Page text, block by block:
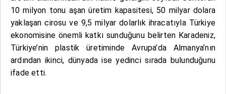
10 milyon tonu aşan üretim kapasitesi, 50 milyar dolara
yaklaşan cirosu ve 9,5 milyar dolarlık ihracatıyla Türkiye
ekonomisine önemli katkı sunduğunu belirten Karadeniz,
Türkiye’nin plastik üretiminde Avrupa’da Almanya’nın
ardından ikinci, dünyada ise yedinci sırada bulunduğunu
ifade etti.